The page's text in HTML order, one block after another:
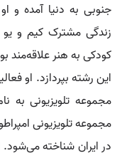
جنوبی به دنیا آمده و
زندگی مشترک کیم و
کودکی به هنر علاقه‌مند
مجموعه تلویزیونی به
مجموعه تلویزیونی
در ایران شناخته می‌شود.